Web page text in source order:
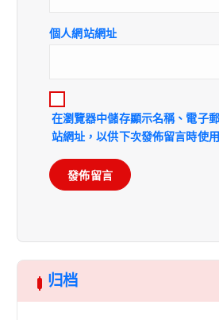
個人網站網址
在瀏覽器中儲存顯示名稱、電子
站網址，以供下次發佈留言時使
归档